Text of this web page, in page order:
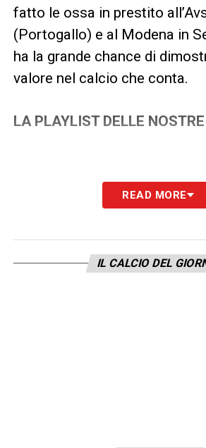
fatto le ossa in prestito
(Portogallo) e al Modena in
ha la grande chance di
valore nel calcio che conta.
LA PLAYLIST DELLE
READ MORE
IL CALCIO DEL